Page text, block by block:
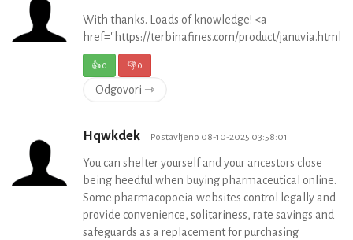
With thanks. Loads of knowledge! <a
href="https://terbinafines.com/product/
👍0 👎0
Odgovori ⇾
Hqwkdek Postavljeno 08-10-2025 03:58:01
You can shelter yourself and your ancestors close
being heedful when buying pharmaceutical online.
Some pharmacopoeia websites control legally and
provide convenience, solitariness, rate savings and
safeguards as a replacement for purchasing